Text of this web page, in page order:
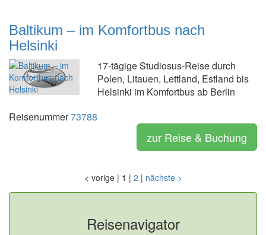
Baltikum – im Komfortbus nach
Helsinki
17-tägige Studiosus-Reise durch
Polen, Litauen, Lettland, Estland bis
Helsinki im Komfortbus ab Berlin
Reisenummer73788
zur Reise & Buchung
< vorige | 1 | 2 | nächste >
Reisenavigator